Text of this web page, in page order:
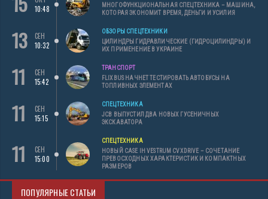
10:48
МНОГОФУНКЦИОНАЛЬНАЯ СПЕЦТЕХНИКА – МАШИНА,
КОТОРАЯ ЭКОНОМИТ ВРЕМЯ, ДЕНЬГИ И УСИЛИЯ
13
СЕН
10:32
ОБЗОРЫ СПЕЦТЕХНИКИ
ЦИЛИНДРЫ ГИДРАВЛИЧЕСКИЕ (ГИДРОЦИЛИНДРЫ) И
ИХ ПРИМЕНЕНИЕ В УКРАИНЕ
11
СЕН
15:42
ТРАНСПОРТ
FLIXBUS НАЧНЕТ ТЕСТИРОВАТЬ АВТОБУСЫ НА
ТОПЛИВНЫХ ЭЛЕМЕНТАХ
11
СЕН
15:15
СПЕЦТЕХНИКА
JCB ВЫПУСТИЛ ДВА НОВЫХ ГУСЕНИЧНЫХ
ЭКСКАВАТОРА
11
СЕН
15:00
СПЕЦТЕХНИКА
НОВЫЙ CASE IH VESTRUM CVXDRIVE – СОЧЕТАНИЕ
ПРЕВОСХОДНЫХ ХАРАКТЕРИСТИК И КОМПАКТНЫХ
РАЗМЕРОВ
ПОПУЛЯРНЫЕ СТАТЬИ